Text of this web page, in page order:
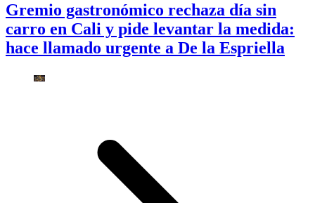
Gremio gastronómico rechaza día sin
carro en Cali y pide levantar la medida:
hace llamado urgente a De la Espriella